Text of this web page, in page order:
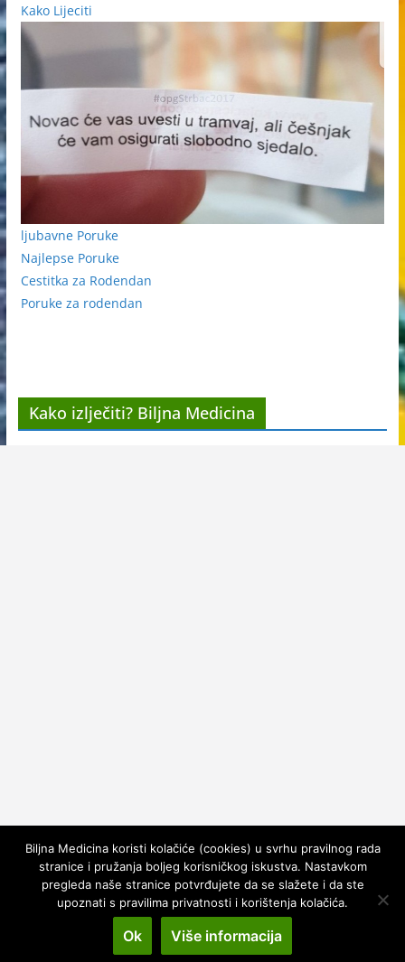
Kako Lijeciti
ljubavne Poruke
Najlepse Poruke
Cestitka za Rodendan
Poruke za rodendan
Kako izlječiti? Biljna Medicina
Copyright © 2026Kako Leciti. All rights reserved.
ColorMagby ThemeGrill. Powered by
Biljna Medicina koristi kolačiće (cookies) u svrhu pravilnog rada
stranice i pružanja boljeg korisničkog iskustva. Nastavkom
pregleda naše stranice potvrđujete da se slažete i da ste
upoznati s pravilima privatnosti i korištenja kolačića.
Ok Više informacija